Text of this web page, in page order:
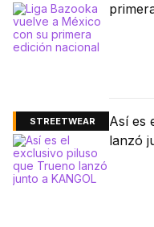
STREETWEAR
Así es
lanzó